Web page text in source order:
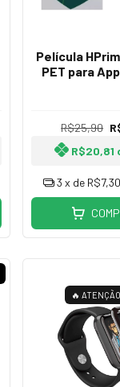
Película
PET para
R$25,90
R$20,81
3 x de R$7,30
🔥